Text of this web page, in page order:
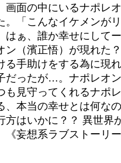
画面の中にいるナポレ
。「こんなイケメンが
はぁ、誰か幸せにして
ン（濱正悟）が現れた
る手助けをする為に現
だったが…。ナポレオ
も見守ってくれるナポ
、本当の幸せとは何な
方はいかに？？ 異世界
《妄想系ラブストーリ